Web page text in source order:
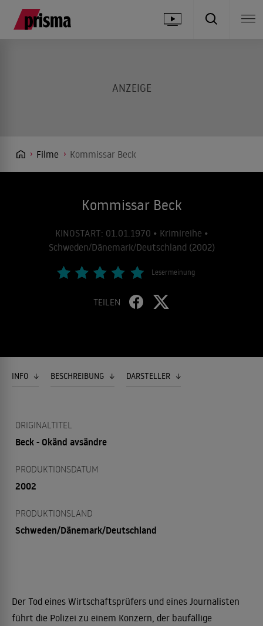
Filme Kommissar Beck
Kommissar Beck
KINOSTART: 01.01.1970 • Krimireihe •
Schweden/Dänemark/Deutschland (2002)
Lesermeinung
TEILEN
INFO BESCHREIBUNG DARSTELLER
ORIGINALTITEL
Beck - Okänd avsändre
PRODUKTIONSDATUM
2002
PRODUKTIONSLAND
Schweden/Dänemark/Deutschland
Der Tod eines Wirtschaftsprüfers und eines Journalisten
führt die Polizei zu einem Konzern, der baufällige